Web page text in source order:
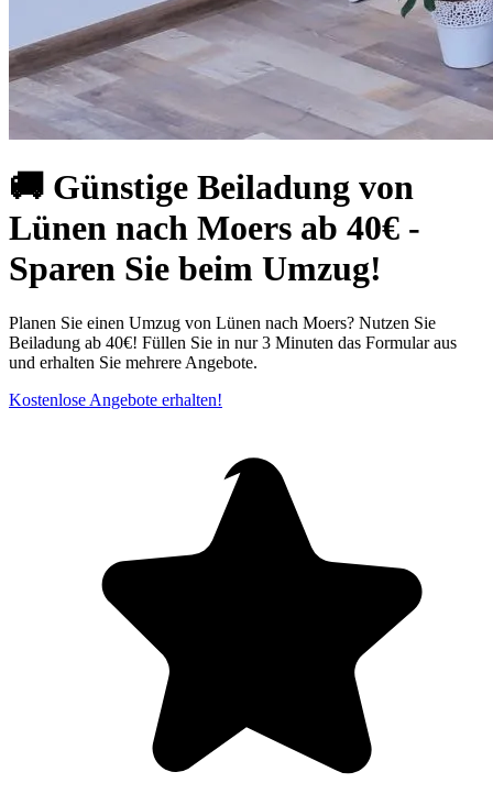
🚚 Günstige Beiladung von
Lünen nach Moers ab 40€ -
Sparen Sie beim Umzug!
Planen Sie einen Umzug von Lünen nach Moers? Nutzen Sie
Beiladung ab 40€! Füllen Sie in nur 3 Minuten das Formular aus
und erhalten Sie mehrere Angebote.
Kostenlose Angebote erhalten!